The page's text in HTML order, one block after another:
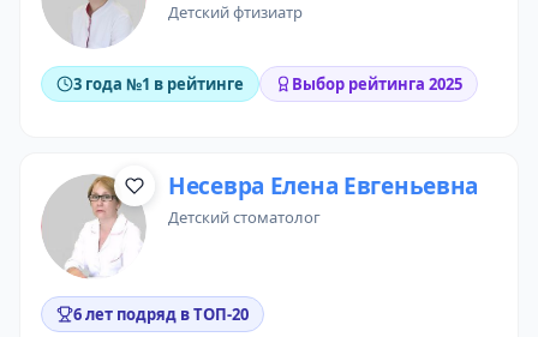
детский фтизиатр
3 года №1 в рейтинге Выбор рейтинга 2025
Несевра Елена Евгеньевна
детский стоматолог
6 лет подряд в ТОП-20